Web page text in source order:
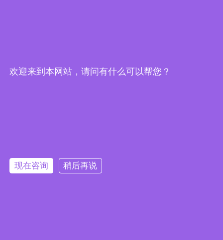
ICP备19006769号-1|浙公网安备 33060402000897号
欢迎来到本网站，请问有什么可以帮您？
现在咨询 稍后再说